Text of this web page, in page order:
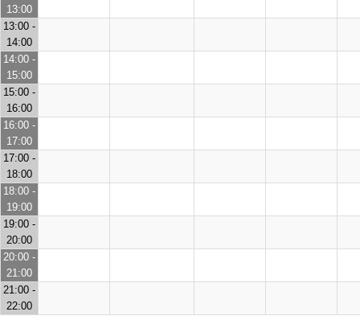
13:00
13:00 -
14:00
14:00 -
15:00
15:00 -
16:00
16:00 -
17:00
17:00 -
18:00
18:00 -
19:00
19:00 -
20:00
20:00 -
21:00
21:00 -
22:00